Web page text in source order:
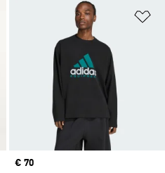
Añadir a la lista de deseos
Precio
€ 70